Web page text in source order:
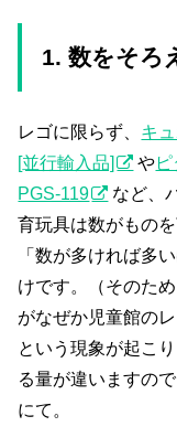
1. 数をそろ
レゴに限らず、 キ
[並行輸入品]
や
PGS-119
など、
育玩具は数がもの
「数が多ければ多
けです。（そのた
がなぜか児童館の
という現象が起こ
る量が違いますの
にて。